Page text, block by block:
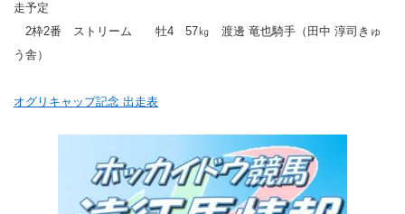
走予定
2枠2番 ストリーム 牡4 57㎏ 渡邊 竜也騎手（田中 淳司きゅ
う舎）
オグリキャップ記念 出走表